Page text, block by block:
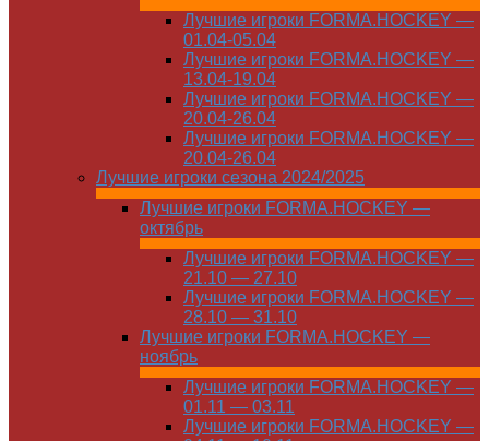
Лучшие игроки FORMA.HOCKEY —
01.04-05.04
Лучшие игроки FORMA.HOCKEY —
13.04-19.04
Лучшие игроки FORMA.HOCKEY —
20.04-26.04
Лучшие игроки FORMA.HOCKEY —
20.04-26.04
Лучшие игроки сезона 2024/2025
Лучшие игроки FORMA.HOCKEY —
октябрь
Лучшие игроки FORMA.HOCKEY —
21.10 — 27.10
Лучшие игроки FORMA.HOCKEY —
28.10 — 31.10
Лучшие игроки FORMA.HOCKEY —
ноябрь
Лучшие игроки FORMA.HOCKEY —
01.11 — 03.11
Лучшие игроки FORMA.HOCKEY —